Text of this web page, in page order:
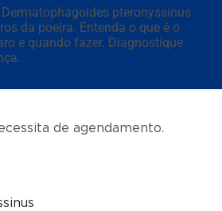
Dermatophagoides pteronyssinus
da poeira. Entenda o que é o
e quando fazer. Diagnostique
de agendamento.